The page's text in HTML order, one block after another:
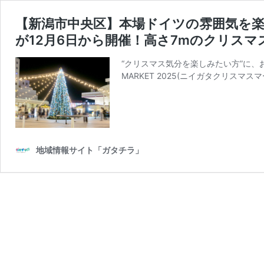
【新潟市中央区】本場ドイツの雰囲気
が12月6日から開催！高さ7mのクリスマ
“クリスマス気分を楽しみたい方”に
MARKET 2025(ニイガタクリスマス
地域情報サイト「ガタチラ」